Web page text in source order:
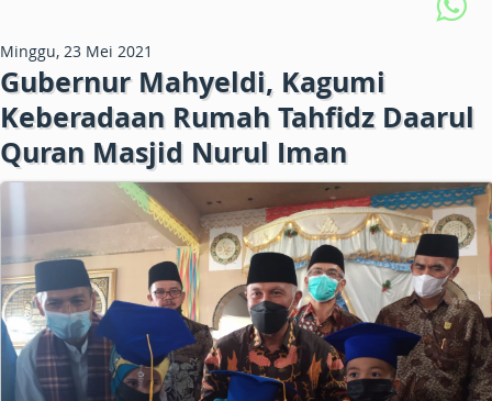
Minggu, 23 Mei 2021
Gubernur Mahyeldi, Kagumi
Keberadaan Rumah Tahfidz Daarul
Quran Masjid Nurul Iman